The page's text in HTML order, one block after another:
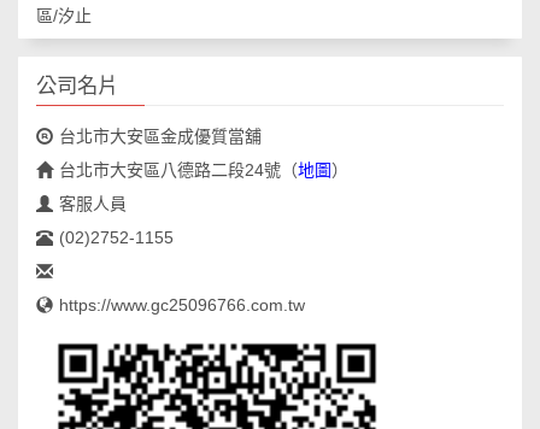
區/汐止
公司名片
台北市大安區金成優質當舖
台北市大安區八德路二段24號 （地圖）
客服人員
(02)2752-1155
https://www.gc25096766.com.tw